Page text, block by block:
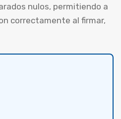
nulos, permitiendo a
correctamente al firmar,